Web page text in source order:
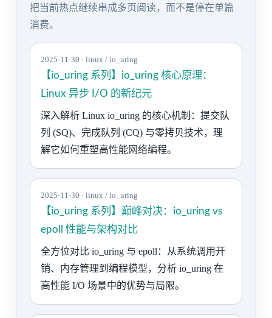
把当前热点继续串成多页阅读，而不是停在单篇
消费。
2025-11-30 · linux / io_uring
【io_uring 系列】io_uring 核心原理：
Linux 异步 I/O 的新纪元
深入解析 Linux io_uring 的核心机制：提交队
列 (SQ)、完成队列 (CQ) 与零拷贝技术，理
解它如何重塑高性能网络编程。
2025-11-30 · linux / io_uring
【io_uring 系列】巅峰对决：io_uring vs
epoll 性能与架构对比
全方位对比 io_uring 与 epoll：从系统调用开
销、内存管理到编程模型，分析 io_uring 在
高性能 I/O 场景中的优势与局限。